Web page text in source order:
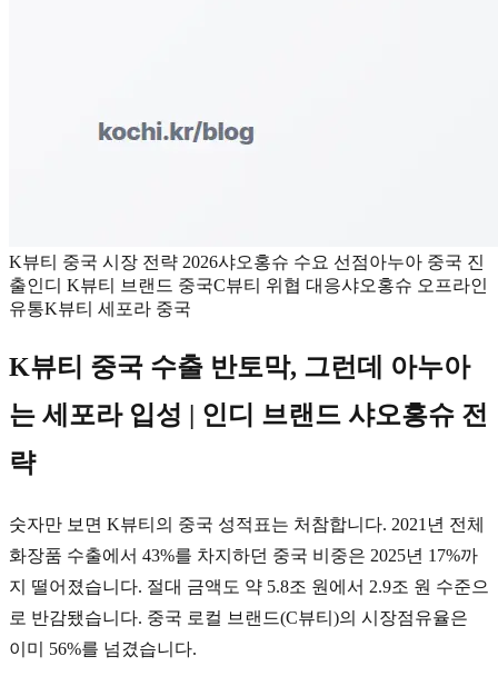
K뷰티 중국 시장 전략 2026샤오홍슈 수요 선점아누아 중국 진
출인디 K뷰티 브랜드 중국C뷰티 위협 대응샤오홍슈 오프라인
유통K뷰티 세포라 중국
K뷰티 중국 수출 반토막, 그런데 아누아
는 세포라 입성 | 인디 브랜드 샤오홍슈 전
략
숫자만 보면 K뷰티의 중국 성적표는 처참합니다. 2021년 전체
화장품 수출에서 43%를 차지하던 중국 비중은 2025년 17%까
지 떨어졌습니다. 절대 금액도 약 5.8조 원에서 2.9조 원 수준으
로 반감됐습니다. 중국 로컬 브랜드(C뷰티)의 시장점유율은
이미 56%를 넘겼습니다.